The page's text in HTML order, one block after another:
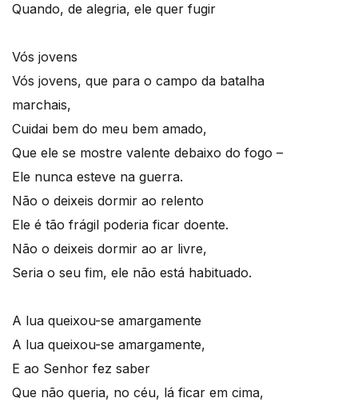
Quando, de alegria, ele quer fugir
Vós jovens
Vós jovens, que para o campo da batalha
marchais,
Cuidai bem do meu bem amado,
Que ele se mostre valente debaixo do fogo –
Ele nunca esteve na guerra.
Não o deixeis dormir ao relento
Ele é tão frágil poderia ficar doente.
Não o deixeis dormir ao ar livre,
Seria o seu fim, ele não está habituado.
A lua queixou-se amargamente
A lua queixou-se amargamente,
E ao Senhor fez saber
Que não queria, no céu, lá ficar em cima,